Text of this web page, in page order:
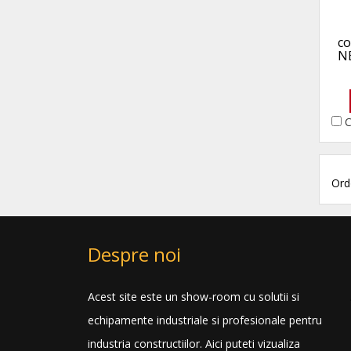
Despre noi
Acest site este un show-room cu solutii si
echipamente industriale si profesionale pentru
industria constructiilor. Aici puteti vizualiza